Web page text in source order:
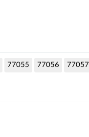
77055 77056 77057